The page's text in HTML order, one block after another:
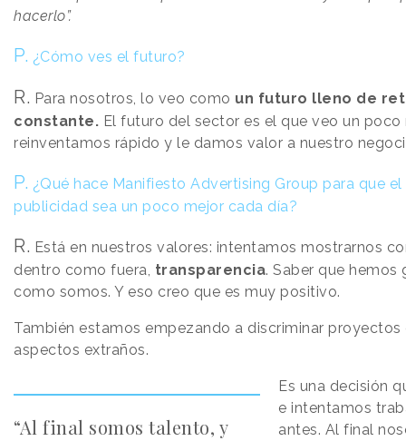
hacerlo”.
P. ¿Cómo ves el futuro?
R. Para nosotros, lo veo como un futuro lleno de
constante. El futuro del sector es el que veo un
reinventamos rápido y le damos valor a nuestro
P. ¿Qué hace Manifiesto Advertising Group para que
publicidad sea un poco mejor cada día?
R. Está en nuestros valores: intentamos mostrarnos
dentro como fuera, transparencia. Saber que
como somos. Y eso creo que es muy positivo.
También estamos empezando a discriminar proyectos
aspectos extraños.
“Al final somos talento, y
Es una decisión
e intentamos
antes. Al final